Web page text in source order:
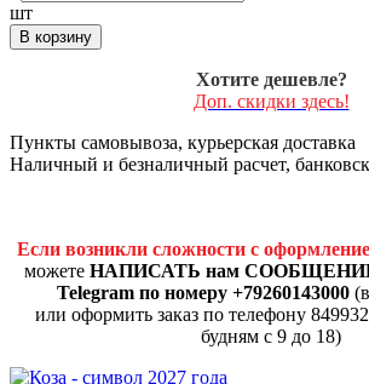
шт
В корзину
Хотите дешевле?
Доп. скидки здесь!
Пункты самовывоза, курьерская доставка
Наличный и безналичный расчет,
Если возникли сложности с
можете НАПИСАТЬ нам СООБЩЕНИЕ
Telegram по номеру +79260143000(в
или оформить заказ по телефону
будням с 9 до 18)